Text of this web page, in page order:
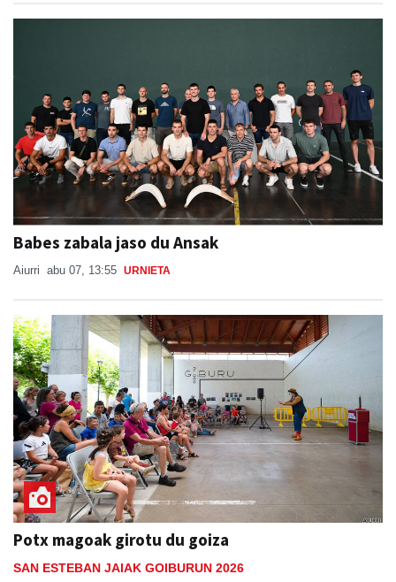
Babes zabala jaso du Ansak
Aiurri abu 07, 13:55 URNIETA
Potx magoak girotu du goiza
SAN ESTEBAN JAIAK GOIBURUN 2026